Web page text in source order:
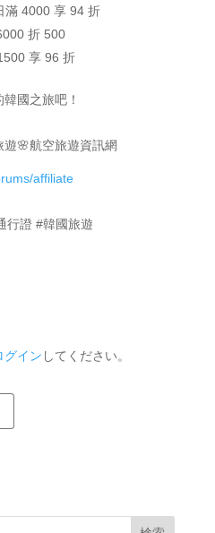
滿 4000 享 94 折
折 500
享 96 折
國之旅吧！
🌸航空旅遊資訊網
affiliate
行證 #韓國旅遊
グイン してください。